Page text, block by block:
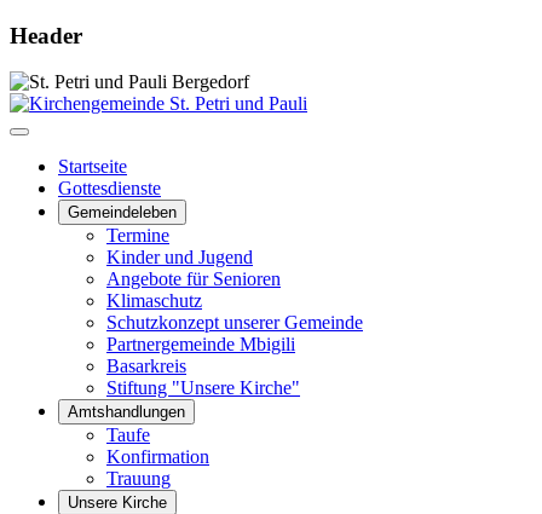
Header
Startseite
Gottesdienste
Gemeindeleben
Termine
Kinder und Jugend
Angebote für Senioren
Klimaschutz
Schutzkonzept unserer Gemeinde
Partnergemeinde Mbigili
Basarkreis
Stiftung "Unsere Kirche"
Amtshandlungen
Taufe
Konfirmation
Trauung
Unsere Kirche